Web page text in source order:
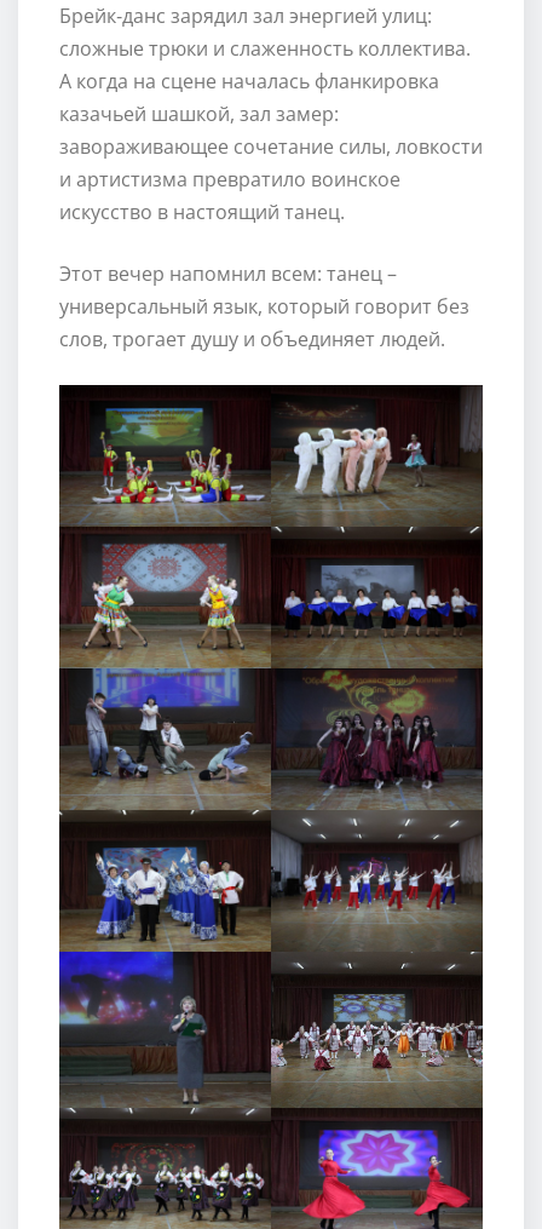
Брейк‑данс зарядил зал энергией улиц:
сложные трюки и слаженность коллектива.
А когда на сцене началась фланкировка
казачьей шашкой, зал замер:
завораживающее сочетание силы, ловкости
и артистизма превратило воинское
искусство в настоящий танец.
Этот вечер напомнил всем: танец –
универсальный язык, который говорит без
слов, трогает душу и объединяет людей.